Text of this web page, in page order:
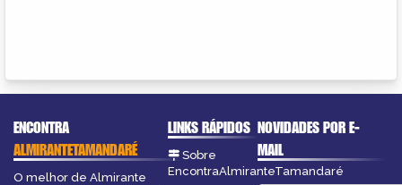
ENCONTRA
ALMIRANTETAMANDARÉ
O melhor de Almirante
LINKS RÁPIDOS
Sobre
EncontraAlmiranteTamandaré
NOVIDADES POR E-
MAIL